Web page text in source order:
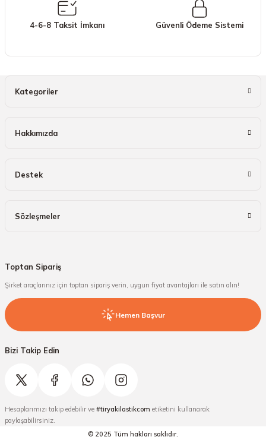
Bu ürüne benzer farklı alternatifler olmalı.
4-6-8 Taksit İmkanı Güvenli Ödeme Sistemi
Kategoriler
Hakkımızda
Destek
Sözleşmeler
Toptan Sipariş
Şirket araçlarınız için toptan sipariş verin, uygun fiyat avantajları ile satın alın!
Hemen Başvur
Bizi Takip Edin
Hesaplarımızı takip edebilir ve #tiryakilastikcom etiketini kullanarak
paylaşabilirsiniz.
© 2025 Tüm hakları saklıdır.